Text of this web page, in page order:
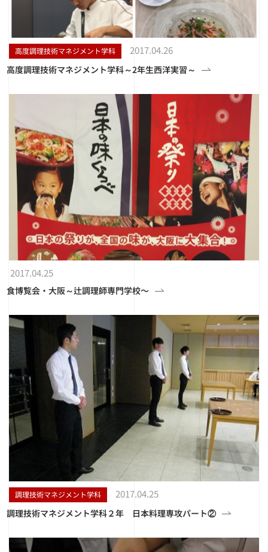
高度調理技術マネジメント学科 2017.04.26
高度調理技術マネジメント学科～2年生西洋実習～
2017.04.25
食博覧会・大阪～辻調理師専門学校〜
調理技術マネジメント学科 2017.04.25
調理技術マネジメント学科２年 日本料理専攻パート②